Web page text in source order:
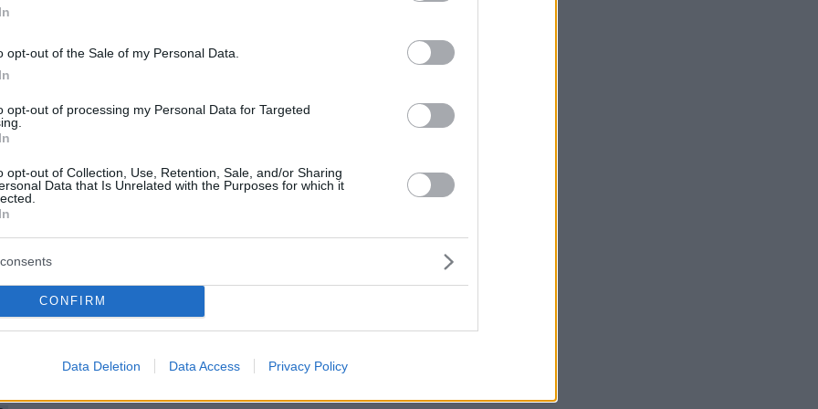
opt-out of the Sale of my Personal Data.
opt-out of processing my Personal Data for Targeted
opt-out of Collection, Use, Retention, Sale, and/or Sharing
Data that Is Unrelated with the Purposes for which it
CONFIRM
Data Deletion Data Access Privacy Policy
πρόκειται να παίξουν μπασκετμπολίστριες
η Νικολοπούλου και η Παυλοπούλου, που
από διεθνές επίπεδο και φοράνε τη
σε όλες τις απαιτητικές
Ταυτόχρονα, οι πιο νέες παίκτριες της ομάδας,
της εξαιρετικής δουλειάς που γίνεται στις
αφήσουν το δικό τους αποτύπωμα στον θεσμό.